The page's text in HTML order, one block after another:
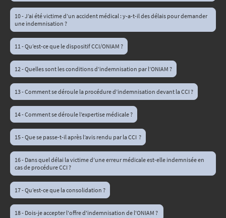
10 - J’ai été victime d’un accident médical : y-a-t-il des délais pour demander
une indemnisation ?
11 - Qu’est-ce que le dispositif CCI/ONIAM ?
12 - Quelles sont les conditions d’indemnisation par l’ONIAM ?
13 - Comment se déroule la procédure d’indemnisation devant la CCI ?
14 - Comment se déroule l’expertise médicale ?
15 - Que se passe-t-il après l’avis rendu par la CCI ?
16 - Dans quel délai la victime d’une erreur médicale est-elle indemnisée en
cas de procédure CCI ?
17 - Qu’est-ce que la consolidation ?
18 - Dois-je accepter l'offre d'indemnisation de l'ONIAM ?